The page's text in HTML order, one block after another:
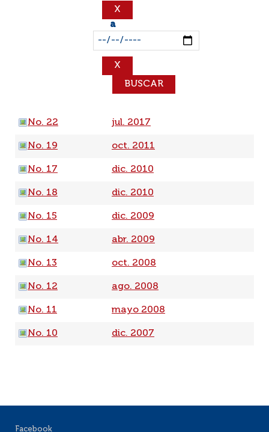
a
No. 22 jul. 2017
No. 19 oct. 2011
No. 17 dic. 2010
No. 18 dic. 2010
No. 15 dic. 2009
No. 14 abr. 2009
No. 13 oct. 2008
No. 12 ago. 2008
No. 11 mayo 2008
No. 10 dic. 2007
Facebook